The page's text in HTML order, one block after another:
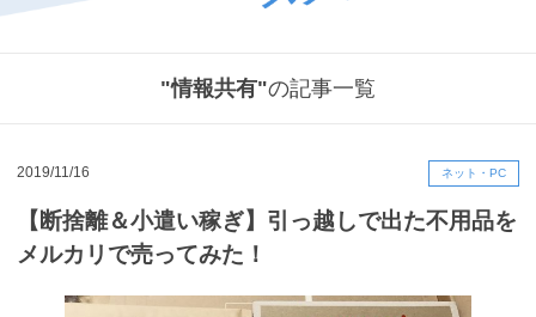
"情報共有"の記事一覧
2019/11/16 ネット・PC
【断捨離＆小遣い稼ぎ】引っ越しで出た不用品を
メルカリで売ってみた！